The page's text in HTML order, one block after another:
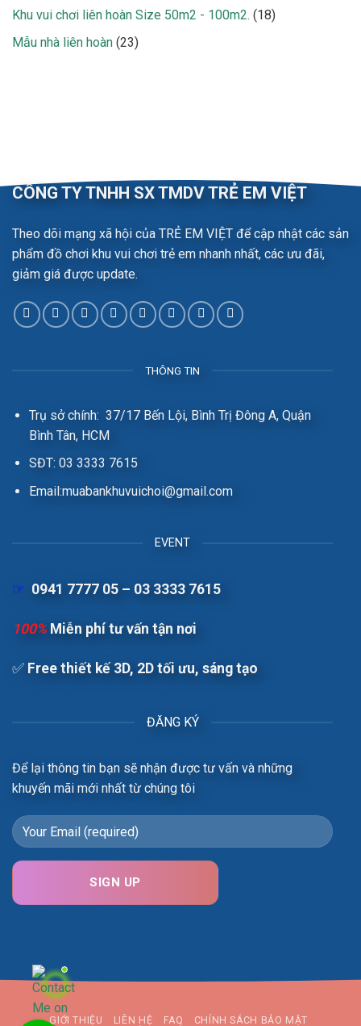
sản
phẩm
Khu vui chơi liên hoàn Size 50m2 - 100m2. 1818
Mẫu nhà liên hoàn 2323
CÔNG TY TNHH SX TMDV TRẺ EM VIỆT
Theo dõi mạng xã hội của TRẺ EM VIỆT để cập nhật các sản
phẩm đồ chơi khu vui chơi trẻ em nhanh nhất, các ưu đãi,
giảm giá được update.
THÔNG TIN
Trụ sở chính: 37/17 Bến Lội, Bình Trị Đông A, Quận
Bình Tân, HCM
SĐT: 03 3333 7615
Email:muabankhuvuichoi@gmail.com
EVENT
☞ 0941 7777 05 – 03 3333 7615
100% Miễn phí tư vấn tận nơi
✅Free t hiết kế 3D, 2D tối ưu, sáng tạo
ĐĂNG KÝ
Để lại thông tin bạn sẽ nhận được tư vấn và những
khuyến mãi mới nhất từ chúng tôi
GIỚI THIỆU LIÊN HỆ FAQ
CHÍNH SÁCH BẢO MẬT